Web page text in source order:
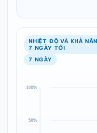
NHIỆT ĐỘ VÀ KHẢ
7 NGÀY TỚI
7 NGÀY